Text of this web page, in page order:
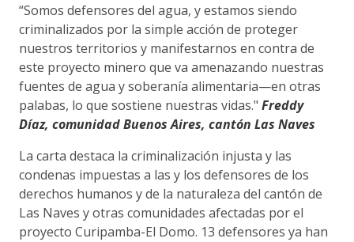
“Somos defensores del agua, y estamos siendo
criminalizados por la simple acción de proteger
nuestros territorios y manifestarnos en contra de
este proyecto minero que va amenazando nuestras
fuentes de agua y soberanía alimentaria—en otras
palabas, lo que sostiene nuestras vidas." Freddy
Díaz, comunidad Buenos Aires, cantón Las Naves
La carta destaca la criminalización injusta y las
condenas impuestas a las y los defensores de los
derechos humanos y de la naturaleza del cantón de
Las Naves y otras comunidades afectadas por el
proyecto Curipamba-El Domo. 13 defensores ya han